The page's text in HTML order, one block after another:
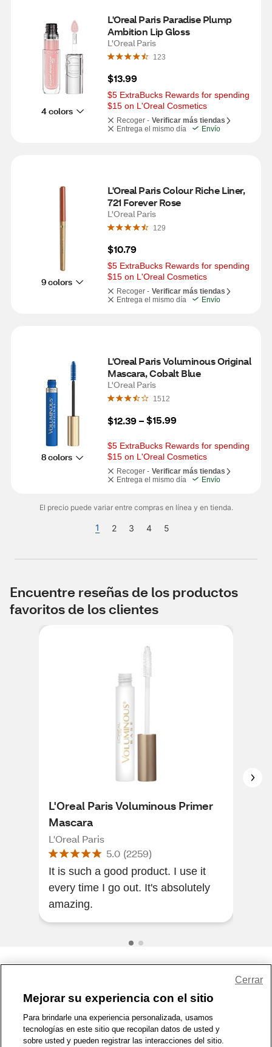
4 colors
L'Oreal Paris Paradise Plump
Ambition Lip Gloss
L'Oreal Paris
123
$13.99
$5 ExtraBucks Rewards for spending
$15 on L'Oreal Cosmetics
Recoger - Verificar más tiendas
Entrega el mismo día
Envío
9 colors
L'Oreal Paris Colour Riche Liner,
721 Forever Rose
L'Oreal Paris
129
$10.79
$5 ExtraBucks Rewards for spending
$15 on L'Oreal Cosmetics
Recoger - Verificar más tiendas
Entrega el mismo día
Envío
8 colors
L'Oreal Paris Voluminous Original
Mascara, Cobalt Blue
L'Oreal Paris
1512
$12.39 – $15.99
$5 ExtraBucks Rewards for spending
$15 on L'Oreal Cosmetics
Recoger - Verificar más tiendas
Entrega el mismo día
Envío
El precio puede variar entre compras en línea y en tienda.
1 2 3 4 5
Encuentre reseñas de los productos
favoritos de los clientes
L'Oreal Paris Voluminous Primer
Mascara
L'Oreal Paris
5.0 (2259)
It is such a good product. I use it
every time I go out. It's absolutely
amazing.
1-800-679-9691 | Contáctenos | Términos de Uso | Accesibilidad
Política de Privacidad | WA Privacy Policy | Mapa del sitio
Zona de Bienestar | © 1999 - 2026 CVS.com
Mejorar su experiencia con el sitio
Para brindarle una experiencia personalizada, usamos
tecnologías en este sitio que recopilan datos de usted y
sobre usted y pueden registrar las interacciones del sitio.
Cerrar